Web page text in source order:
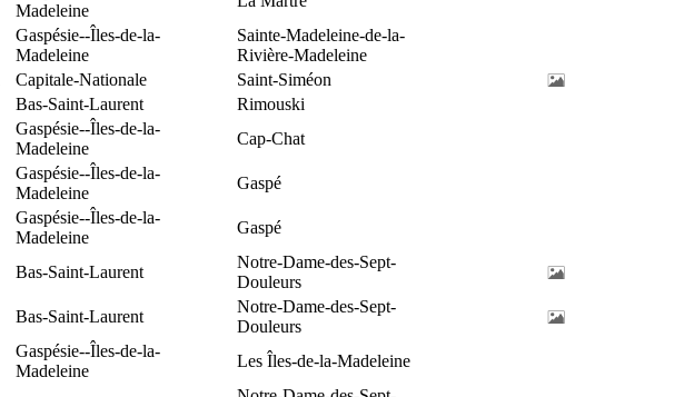
Madeleine
Gaspésie--Îles-de-la-
Madeleine
Sainte-Madeleine-de-la-
Rivière-Madeleine
Capitale-Nationale
Saint-Siméon
Bas-Saint-Laurent
Rimouski
Gaspésie--Îles-de-la-
Madeleine
Cap-Chat
Gaspésie--Îles-de-la-
Madeleine
Gaspé
Gaspésie--Îles-de-la-
Madeleine
Gaspé
Bas-Saint-Laurent
Notre-Dame-des-Sept-
Douleurs
Bas-Saint-Laurent
Notre-Dame-des-Sept-
Douleurs
Gaspésie--Îles-de-la-
Madeleine
Les Îles-de-la-Madeleine